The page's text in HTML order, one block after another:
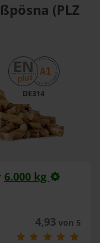
(PLZ
DE314
6.000 kg
4,93 von 5